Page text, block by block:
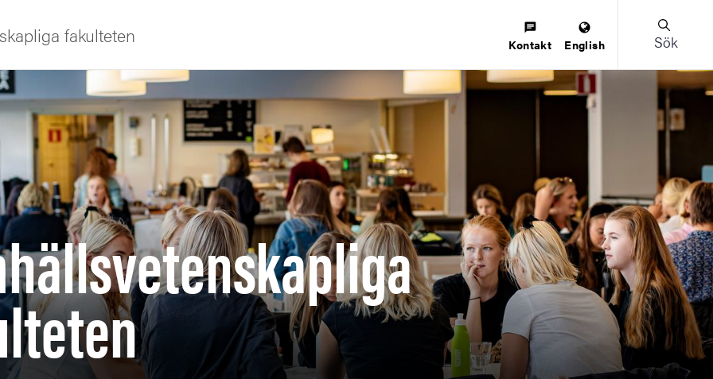
oss
fakulteten Kontakt English Sök